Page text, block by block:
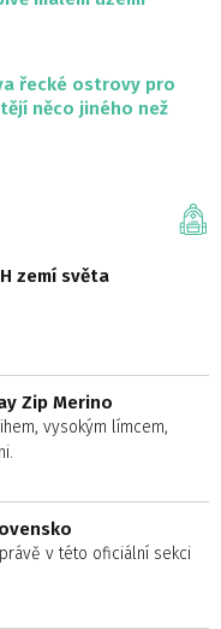
řecké ostrovy pro
něco jiného než
zemí světa
Zip Merino
vysokým límcem,
v této oficiální sekci